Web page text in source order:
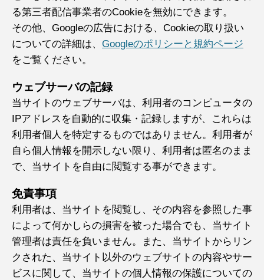
る第三者配信事業者のCookieを無効にできます。
その他、Googleの広告における、Cookieの取り扱い
についての詳細は、 Googleのポリシーと規約ページ
をご覧ください。
ウェブサーバの記録
当サイトのウェブサーバは、利用者のコンピュータの
IPアドレスを自動的に収集・記録しますが、これらは
利用者個人を特定するものではありません。利用者が
自ら個人情報を開示しない限り、利用者は匿名のまま
で、当サイトを自由に閲覧する事ができます。
免責事項
利用者は、当サイトを閲覧し、その内容を参照した事
によって何かしらの損害を被った場合でも、当サイト
管理者は責任を負いません。また、当サイトからリン
クされた、当サイト以外のウェブサイトの内容やサー
ビスに関して、当サイトの個人情報の保護についての